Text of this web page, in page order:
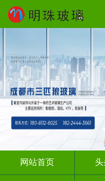
网站首页